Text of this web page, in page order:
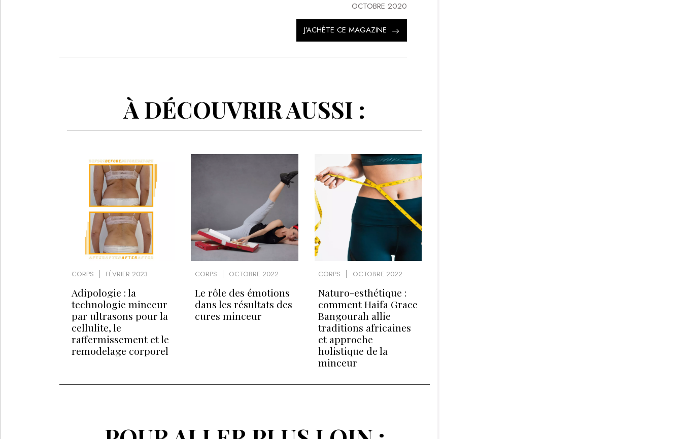
OCTOBRE 2020
J’ACHÈTE CE MAGAZINE
À DÉCOUVRIR AUSSI :
CORPS FÉVRIER 2023
Adipologie : la
technologie minceur
par ultrasons pour la
cellulite, le
raffermissement et le
remodelage corporel
CORPS OCTOBRE 2022
Le rôle des émotions
dans les résultats des
cures minceur
CORPS OCTOBRE 2022
Naturo-esthétique :
comment Haifa Grace
Bangourah allie
traditions africaines
et approche
holistique de la
minceur